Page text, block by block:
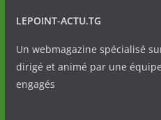
LEPOINT-ACTU.TG
Un webmagazine spécialisé
dirigé et animé par une
engagés